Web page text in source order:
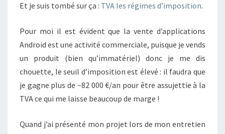
Et je suis tombé sur ça : TVA les régimes d’imposition.
Pour moi il est évident que la vente d’applications
Android est une activité commerciale, puisque je vends
un produit (bien qu’immatériel) donc je me dis
chouette, le seuil d’imposition est élevé : il faudra que
je gagne plus de ~82 000 €/an pour être assujettie à la
TVA ce qui me laisse beaucoup de marge !
Quand j’ai présenté mon projet lors de mon entretien